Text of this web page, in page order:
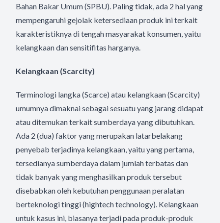
Bahan Bakar Umum (SPBU). Paling tidak, ada 2 hal yang
mempengaruhi gejolak ketersediaan produk ini terkait
karakteristiknya di tengah masyarakat konsumen, yaitu
kelangkaan dan sensitifitas harganya.
Kelangkaan (Scarcity)
Terminologi langka (Scarce) atau kelangkaan (Scarcity)
umumnya dimaknai sebagai sesuatu yang jarang didapat
atau ditemukan terkait sumberdaya yang dibutuhkan.
Ada 2 (dua) faktor yang merupakan latarbelakang
penyebab terjadinya kelangkaan, yaitu yang pertama,
tersedianya sumberdaya dalam jumlah terbatas dan
tidak banyak yang menghasilkan produk tersebut
disebabkan oleh kebutuhan penggunaan peralatan
berteknologi tinggi (hightech technology). Kelangkaan
untuk kasus ini, biasanya terjadi pada produk-produk